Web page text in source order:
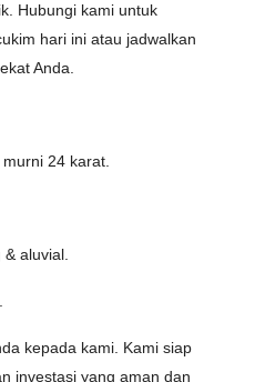
Hubungi kami untuk
hari ini atau jadwalkan
Anda.
24 karat.
aluvial.
kepada kami. Kami siap
investasi yang aman dan